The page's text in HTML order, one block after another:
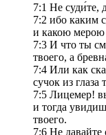
7:1 Не суди́те,
7:2 ибо каким
и какою мерою
7:3 И что ты
твоего, а
7:4 Или как
сучок из глаза
7:5 Лицемер!
и тогда
твоего.
7:6 Не давайте